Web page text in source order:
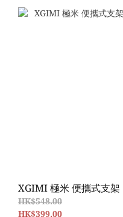
XGIMI 極米 便攜式支架
HK$548.00
HK$399.00